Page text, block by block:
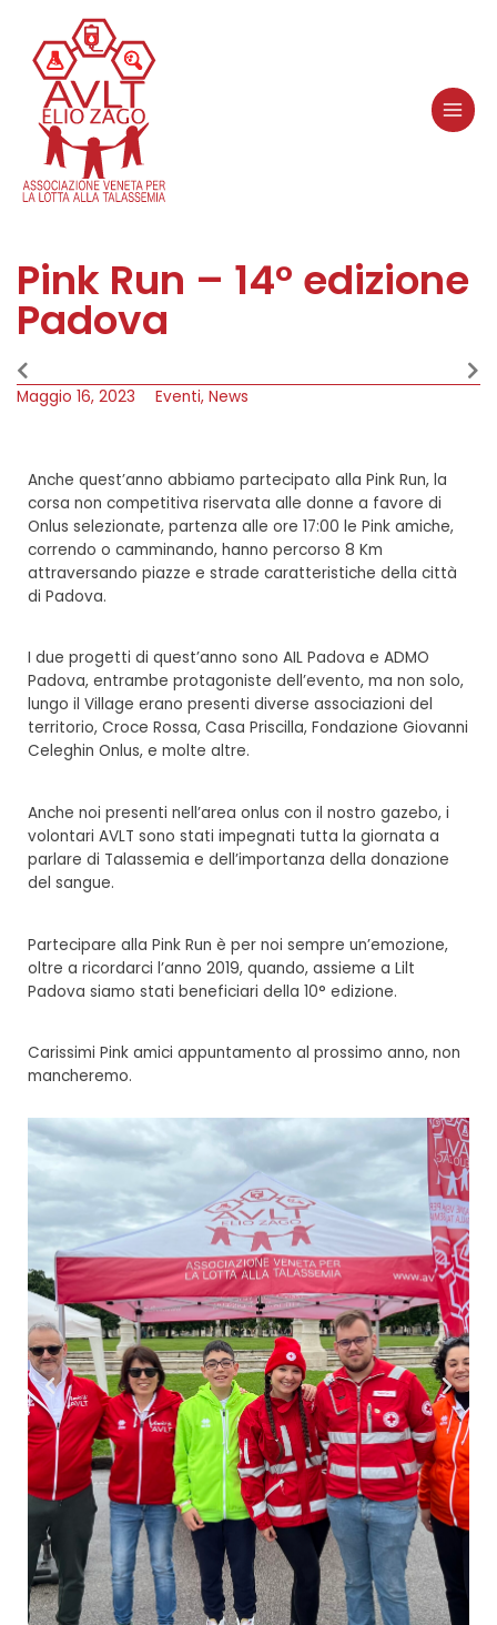
Pink Run – 14° edizione
Padova
Maggio 16, 2023 Eventi, News
Anche quest’anno abbiamo partecipato alla Pink Run, la
corsa non competitiva riservata alle donne a favore di
Onlus selezionate, partenza alle ore 17:00 le Pink amiche,
correndo o camminando, hanno percorso 8 Km
attraversando piazze e strade caratteristiche della città
di Padova.
I due progetti di quest’anno sono AIL Padova e ADMO
Padova, entrambe protagoniste dell’evento, ma non solo,
lungo il Village erano presenti diverse associazioni del
territorio, Croce Rossa, Casa Priscilla, Fondazione Giovanni
Celeghin Onlus, e molte altre.
Anche noi presenti nell’area onlus con il nostro gazebo, i
volontari AVLT sono stati impegnati tutta la giornata a
parlare di Talassemia e dell’importanza della donazione
del sangue.
Partecipare alla Pink Run è per noi sempre un’emozione,
oltre a ricordarci l’anno 2019, quando, assieme a Lilt
Padova siamo stati beneficiari della 10° edizione.
Carissimi Pink amici appuntamento al prossimo anno, non
mancheremo.